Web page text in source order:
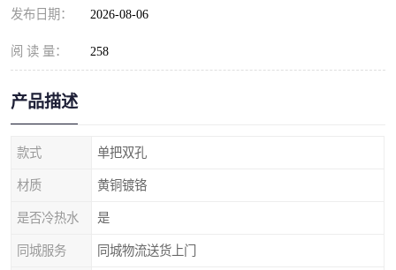
发布日期： 2026-08-06
阅 读 量： 258
产品描述
款式 单把双孔
材质 黄铜镀铬
是否冷热水 是
同城服务 同城物流送货上门